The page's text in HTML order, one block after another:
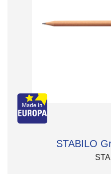
STABILO